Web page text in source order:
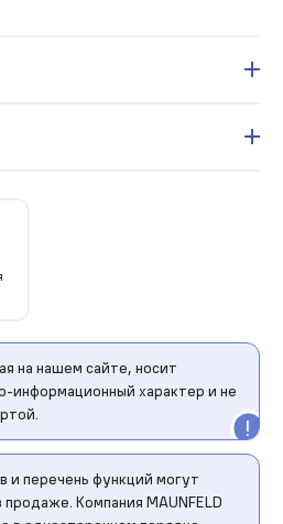
на нашем сайте, носит
информационный характер и не
и перечень функций могут
Компания MAUNFELD